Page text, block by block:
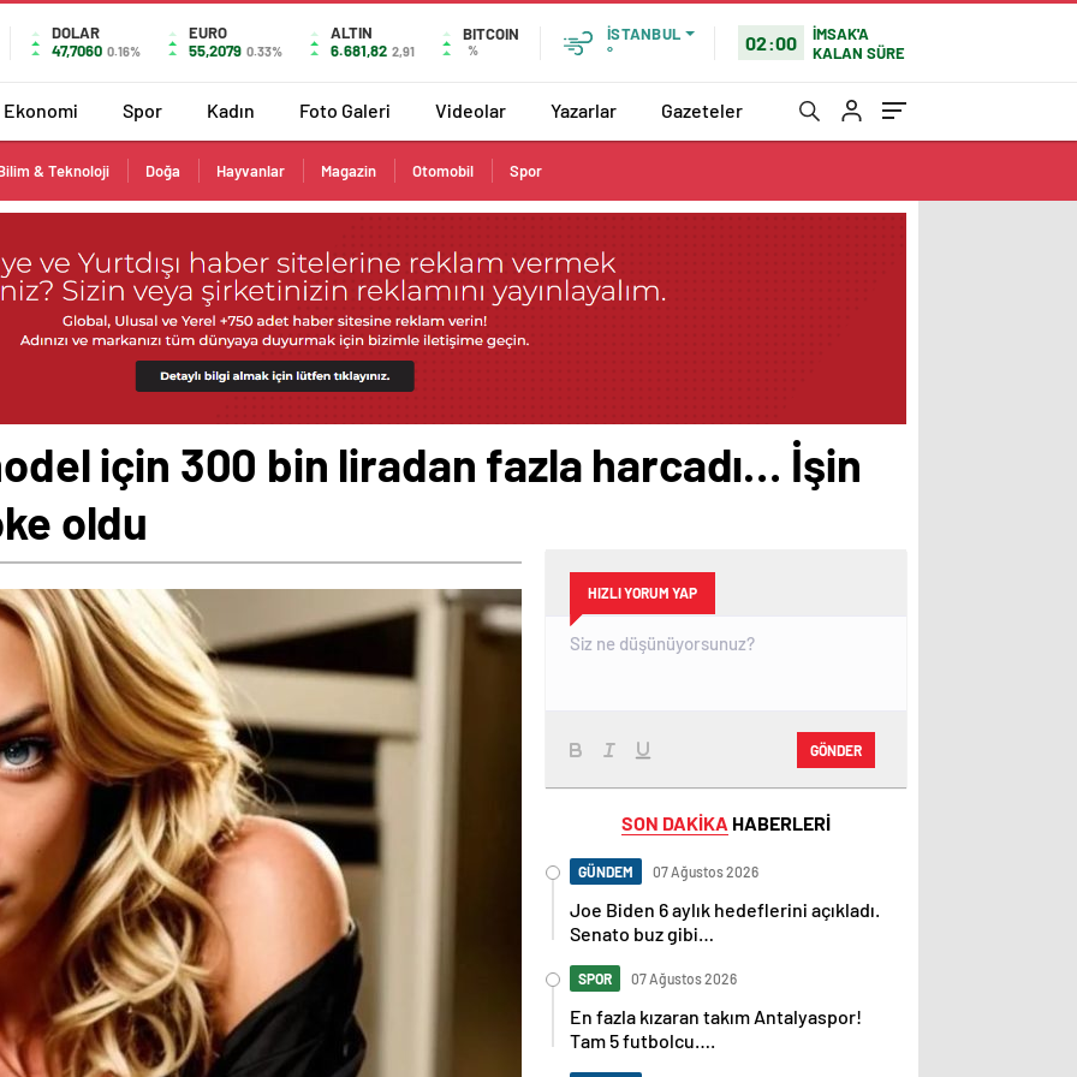
DOLAR
47,7060 0.16%
EURO
55,2079 0.33%
ALTIN
6.681,82 2,91
BITCOIN
%
İSTANBUL
°
02:00
İMSAK'A
KALAN SÜRE
Ekonomi Spor Kadın Foto Galeri Videolar Yazarlar Gazeteler
& Teknoloji Doğa Hayvanlar Magazin Otomobil Spor
için 300 bin liradan fazla harcadı… İşin
oldu
HIZLI YORUM YAP
GÖNDER
SON DAKİKA HABERLERİ
GÜNDEM 07 Ağustos 2026
Joe Biden 6 aylık hedeflerini açıkladı.
Senato buz gibi…
SPOR 07 Ağustos 2026
En fazla kızaran takım Antalyaspor!
Tam 5 futbolcu….